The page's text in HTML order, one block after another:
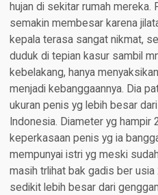
hujan di sekitar rumah mereka.
semakin membesar karena
kepala terasa sangat nikmat,
duduk di tepian kasur sambil
kebelakang, hanya
menjadi kebanggaannya. Dia
ukuran penis yg lebih besar
Indonesia. Diameter yg hampir
keperkasaan penis yg ia
mempunyai istri yg meski
masih trlihat bak gadis ber usia
sedikit lebih besar dari